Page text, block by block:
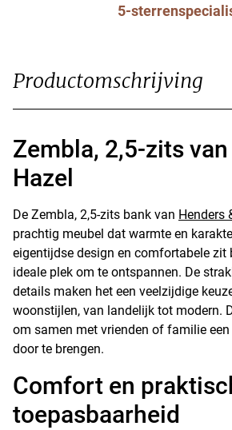
5-
Productomschrijving
Zembla, 2,5-zits
Hazel
De Zembla, 2,5-zits bank van Henders
prachtig meubel dat warmte en
eigentijdse design en comfortabele zit
ideale plek om te ontspannen. De
details maken het een veelzijdige
woonstijlen, van landelijk tot modern.
om samen met vrienden of familie
door te brengen.
Comfort en
toepasbaarheid